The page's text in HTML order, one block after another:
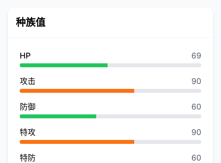
种族值
HP 69
攻击 90
防御 60
特攻 90
特防 60